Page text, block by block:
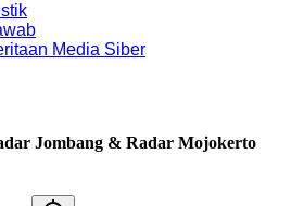
Media Siber
Jombang & Radar Mojokerto